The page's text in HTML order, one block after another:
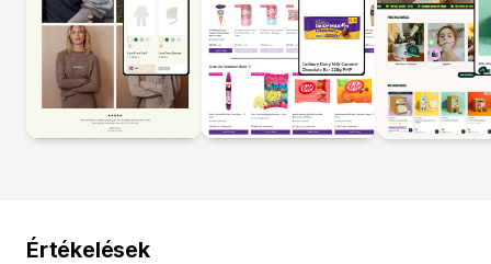
Értékelések